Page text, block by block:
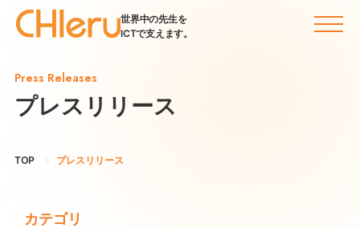
世界中の先生を
ICTで支えます。
Press Releases
プレスリリース
TOP プレスリリース
カテゴリ